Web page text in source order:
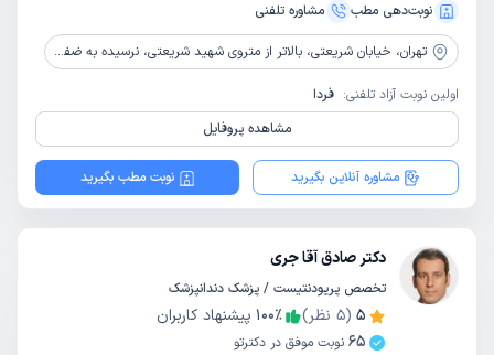
نوبت‌دهی مطب
مشاوره‌ تلفنی
تهران، خیابان شریعتی، بالاتر از متروی شهید شریعتی، نرسیده به ضفر، بن بست شروین، پلاک 6، واحد 1
اولین نوبت آزاد تلفنی: فردا
مشاهده پروفایل
مشاوره آنلاین بگیرید نوبت مطب بگیرید
دکتر صادق آقا جری
تخصص پریودنتیست / پزشک دندانپزشک
5
(
5 نظر) 100٪
پیشنهاد کاربران
65 نوبت موفق در دکترتو